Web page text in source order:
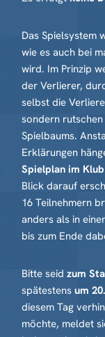
Das Spielsystem
wie es auch bei
wird. Im Prinzip
der Verlierer,
selbst die
sondern
Spielbaums.
Erklärungen
Spielplan im
Blick darauf
16 Teilnehmern
anders als in
bis zum Ende
Bitte seid zum
spätestens um
diesem Tag
möchte, meldet